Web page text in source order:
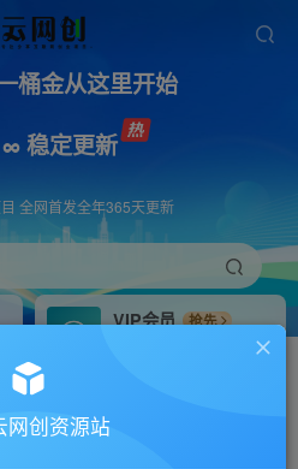
桶金从这里开始
稳定更新
全网首发全年365天更新
VIP会员
抢先
当老板网创资源站